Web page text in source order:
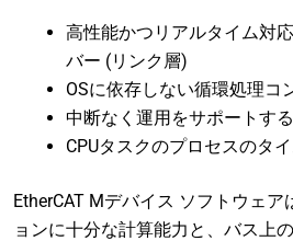
高性能かつリアルタイム対
バー (リンク層)
OSに依存しない循環処理コ
中断なく運用をサポートす
CPUタスクのプロセスのタ
EtherCAT Mデバイス ソフトウェ
ョンに十分な計算能力と、バス上